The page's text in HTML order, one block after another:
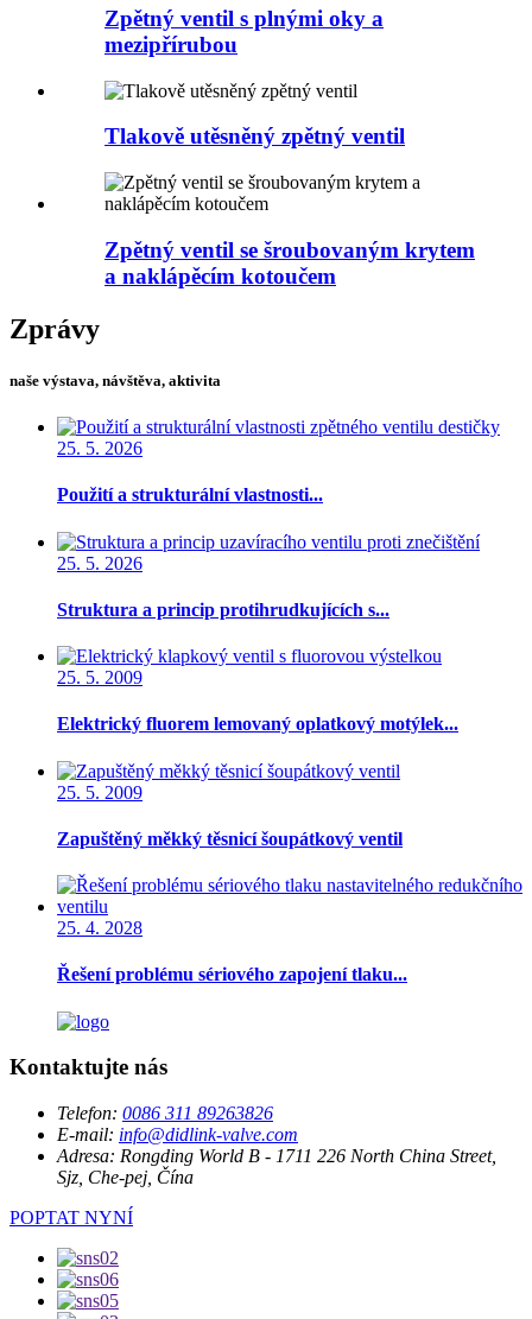
Zpětný ventil s plnými oky a
mezipřírubou
Tlakově utěsněný zpětný ventil
Zpětný ventil se šroubovaným krytem
a naklápěcím kotoučem
Zprávy
naše výstava, návštěva, aktivita
25. 5. 2026
Použití a strukturální vlastnosti...
25. 5. 2026
Struktura a princip protihrudkujících s...
25. 5. 2009
Elektrický fluorem lemovaný oplatkový motýlek...
25. 5. 2009
Zapuštěný měkký těsnicí šoupátkový ventil
25. 4. 2028
Řešení problému sériového zapojení tlaku...
Kontaktujte nás
Telefon: 0086 311 89263826
E-mail: info@didlink-valve.com
Adresa: Rongding World B - 1711 226 North China Street,
Sjz, Che-pej, Čína
POPTAT NYNÍ